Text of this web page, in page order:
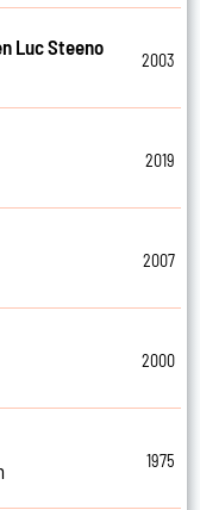
Luc Steeno
2003
2019
2007
2000
1975